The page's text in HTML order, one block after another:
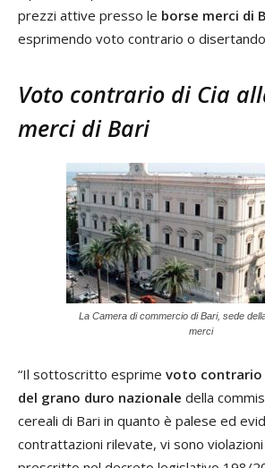
prezzi attive presso le borse merci di
esprimendo voto contrario o
Voto contrario di Cia
merci di Bari
La Camera di commercio di Bari, sede
merci
“Il sottoscritto esprime voto contrario
del grano duro nazionale della
cereali di Bari in quanto è palese ed
contrattazioni rilevate, vi sono